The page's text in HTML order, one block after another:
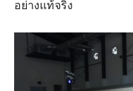
อย่างแท้จริง